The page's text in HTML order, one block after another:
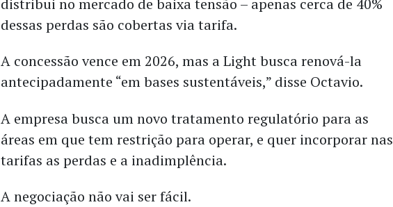
dessas perdas são cobertas via tarifa.
A concessão vence em 2026, mas a Light busca renová-la
antecipadamente “em bases sustentáveis,” disse Octavio.
A empresa busca um novo tratamento regulatório para as
áreas em que tem restrição para operar, e quer incorporar nas
tarifas as perdas e a inadimplência.
A negociação não vai ser fácil.